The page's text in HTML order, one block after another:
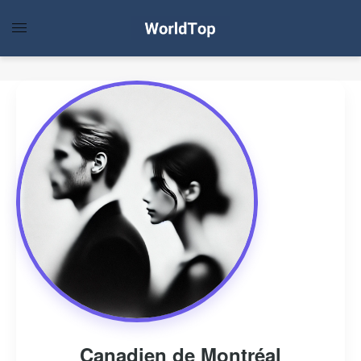
Canadien de Montréal